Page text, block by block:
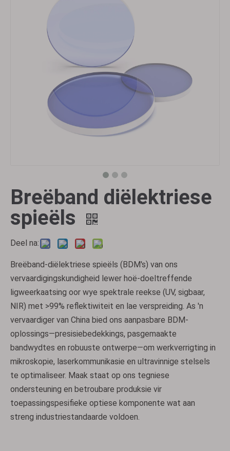
Breëband diëlektriese
spieëls
Deel na:
Breëband-diëlektriese spieëls (BDM's) van ons
vervaardigingskundigheid lewer hoë-doeltreffende
ligweerkaatsing oor wye spektrale reekse (UV, sigbaar,
NIR) met >99% reflektiwiteit en lae verspreiding. As 'n
vervaardiger van China bied ons aanpasbare BDM-
oplossings—presisiebedekkings, pasgemaakte
bandwydtes en robuuste ontwerpe—om werkverrigting in
mikroskopie, laserkommunikasie en ultravinnige stelsels
te optimaliseer. Maak staat op ons tegniese
ondersteuning en betroubare produksie vir
toepassingspesifieke optiese komponente wat aan
streng industriestandaarde voldoen.